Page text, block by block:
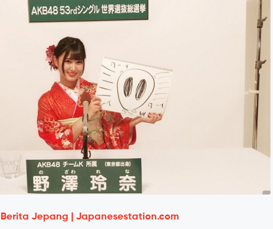
Berita Jepang | Japanesestation.com